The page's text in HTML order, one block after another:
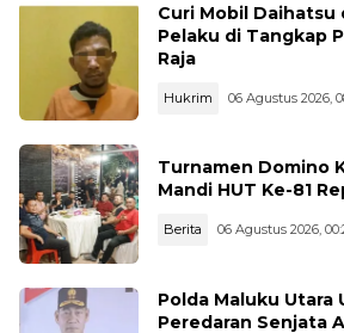
Curi Mobil Daihatsu
Pelaku di Tangkap
Raja
Hukrim 06 Agustus 2026,
Turnamen Domino
Mandi HUT Ke-81
Berita 06 Agustus 2026,
Polda Maluku Utara
Peredaran Senjata